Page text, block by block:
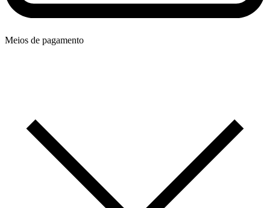
Meios de pagamento